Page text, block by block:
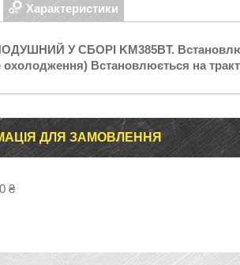
Характеристики
У СБОРІ KM385BT.
охолодження) Встановлюється на
ДЛЯ ЗАМОВЛЕННЯ
₴